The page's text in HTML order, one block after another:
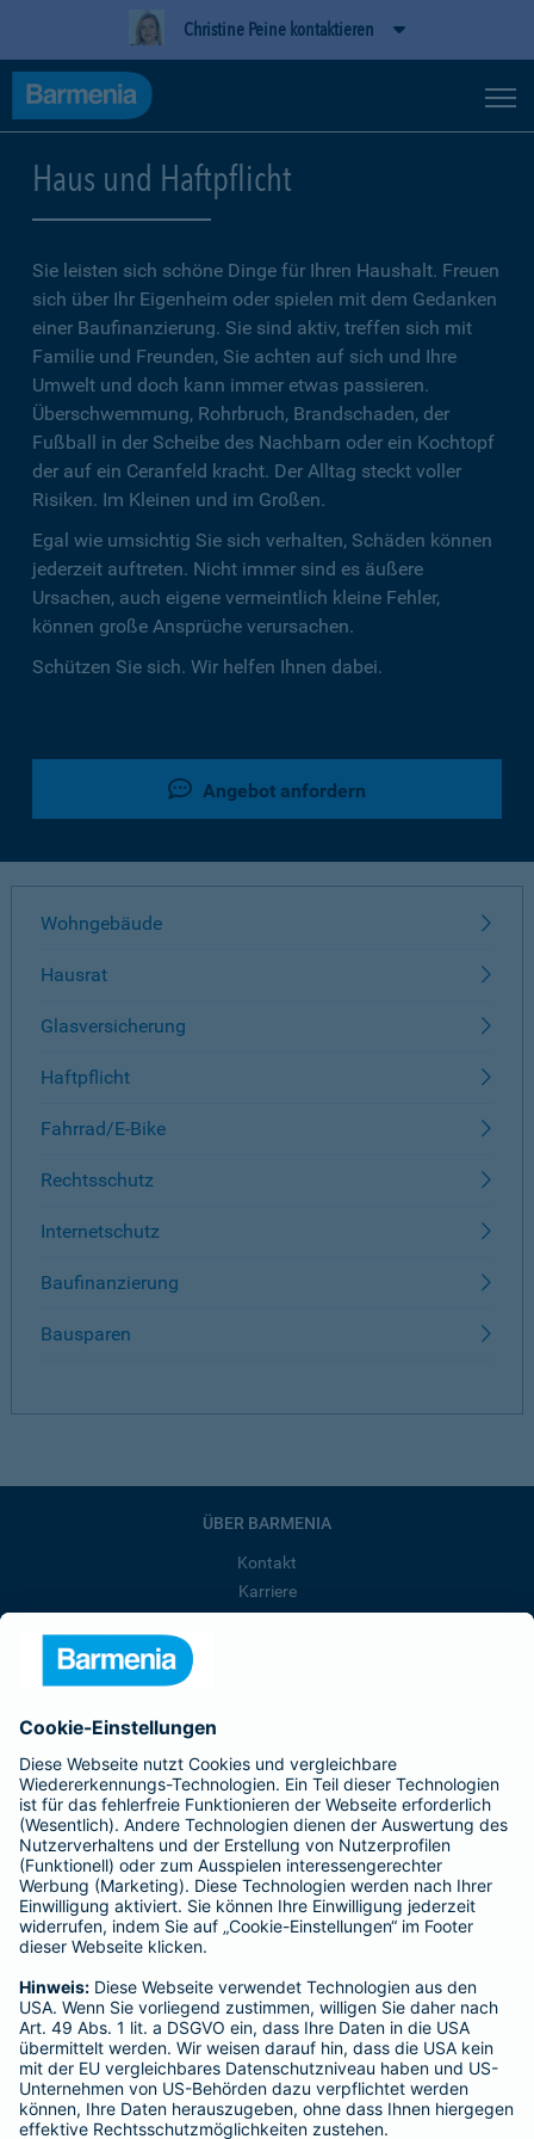
Christine Peine kontaktieren
Haus und Haftpflicht
Sie leisten sich schöne Dinge für Ihren Haushalt. Freuen
sich über Ihr Eigenheim oder spielen mit dem Gedanken
einer Baufinanzierung. Sie sind aktiv, treffen sich mit
Familie und Freunden, Sie achten auf sich und Ihre
Umwelt und doch kann immer etwas passieren.
Überschwemmung, Rohrbruch, Brandschaden, der
Fußball in der Scheibe des Nachbarn oder ein Kochtopf
der auf ein Ceranfeld kracht. Der Alltag steckt voller
Risiken. Im Kleinen und im Großen.
Egal wie umsichtig Sie sich verhalten, Schäden können
jederzeit auftreten. Nicht immer sind es äußere
Ursachen, auch eigene vermeintlich kleine Fehler,
können große Ansprüche verursachen.
Schützen Sie sich. Wir helfen Ihnen dabei.
Angebot anfordern
Wohngebäude
Hausrat
Glasversicherung
Haftpflicht
Fahrrad/E-Bike
Rechtsschutz
Internetschutz
Baufinanzierung
Bausparen
ÜBER BARMENIA
Kontakt
Karriere
Barmenia ist Teil der BarmeniaGothaer
BELIEBTE SEITEN
Kranken-Zusatzversicherung
Tierversicherungen
Haftpflichtversicherung
Hausratversicherung
Adresse ändern
Schaden melden
Kilometerstandsmeldung
Serviceübersicht